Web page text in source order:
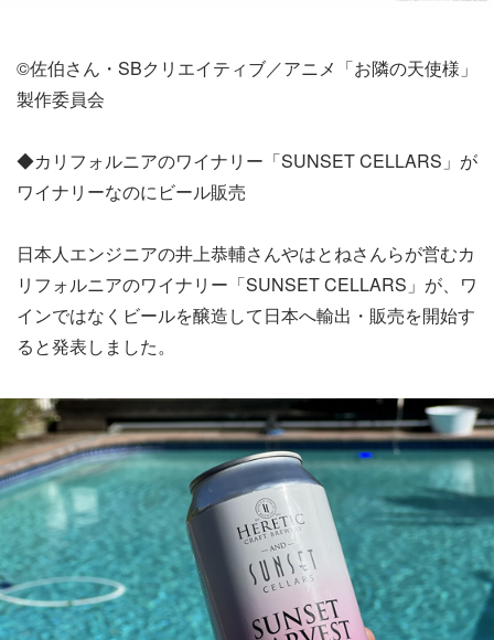
©佐伯さん・SBクリエイティブ／アニメ「お隣の天使様」
製作委員会
◆カリフォルニアのワイナリー「SUNSET CELLARS」が
ワイナリーなのにビール販売
日本人エンジニアの井上恭輔さんやはとねさんらが営むカ
リフォルニアのワイナリー「SUNSET CELLARS」が、ワ
インではなくビールを醸造して日本へ輸出・販売を開始す
ると発表しました。